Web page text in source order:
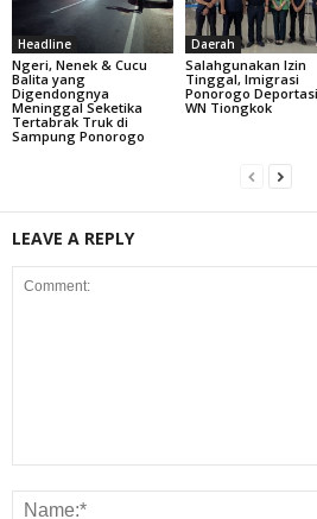
Headline
Ngeri, Nenek & Cucu
Balita yang
Digendongnya
Meninggal Seketika
Tertabrak Truk di
Sampung Ponorogo
Daerah
Salahgunakan Izin
Tinggal, Imigrasi
Ponorogo
WN Tiongkok
LEAVE A REPLY